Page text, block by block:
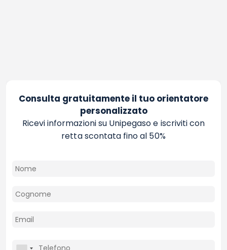
Consulta gratuitamente il tuo orientatore
personalizzato
Ricevi informazioni su Unipegaso e iscriviti con
retta scontata fino al 50%